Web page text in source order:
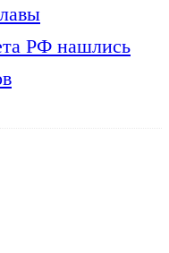
РФ нашлись